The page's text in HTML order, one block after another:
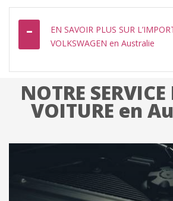
EN SAVOIR PLUS SUR
VOLKSWAGEN en Australie
NOTRE
VOITURE en